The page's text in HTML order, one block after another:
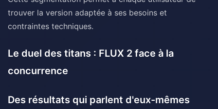
trouver la version adaptée à ses besoins et
contraintes techniques.
Le duel des titans : FLUX 2 face à la
concurrence
Des résultats qui parlent d'eux-mêmes